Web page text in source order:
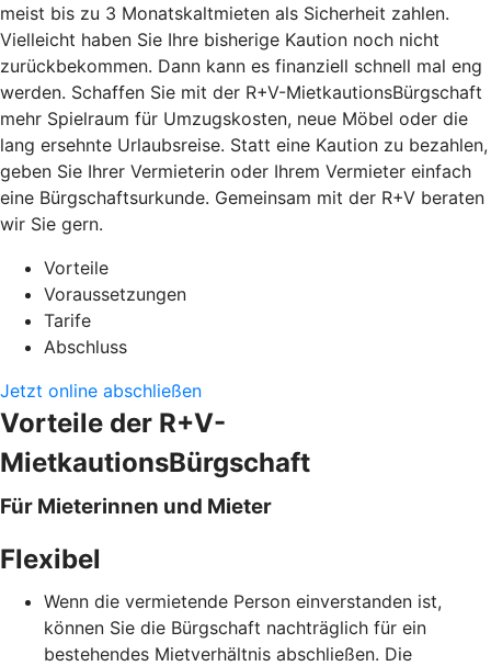
meist bis zu 3 Monatskaltmieten als Sicherheit zahlen.
Vielleicht haben Sie Ihre bisherige Kaution noch nicht
zurückbekommen. Dann kann es finanziell schnell mal eng
werden. Schaffen Sie mit der R+V-MietkautionsBürgschaft
mehr Spielraum für Umzugskosten, neue Möbel oder die
lang ersehnte Urlaubsreise. Statt eine Kaution zu bezahlen,
geben Sie Ihrer Vermieterin oder Ihrem Vermieter einfach
eine Bürgschaftsurkunde. Gemeinsam mit der R+V beraten
wir Sie gern.
Vorteile
Voraussetzungen
Tarife
Abschluss
Jetzt online abschließen
Vorteile der R+V-
MietkautionsBürgschaft
Für Mieterinnen und Mieter
Flexibel
Wenn die vermietende Person einverstanden ist,
können Sie die Bürgschaft nachträglich für ein
bestehendes Mietverhältnis abschließen. Die